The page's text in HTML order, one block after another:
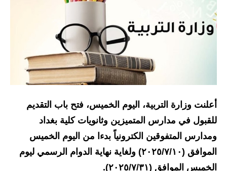
اخبار العراق
الاخبار السياسية
الاخبار الامنية
الاخبار الرياضية
المدارس
اخبار وقرارات وزارة التربية
أعلنت وزارة التربية، اليوم الخميس، فتح باب التقديم
للقبول في مدارس المتميزين وثانويات كلية بغداد
ومدارس المتفوقين الكترونياً بدءا من اليوم الخميس
الموافق (٢٠٢٥/٧/١٠) ولغاية نهاية الدوام الرسمي ليوم
الخميس الموافق (٢٠٢٥/٧/٣١).